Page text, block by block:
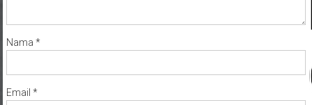
Nama *
Email *